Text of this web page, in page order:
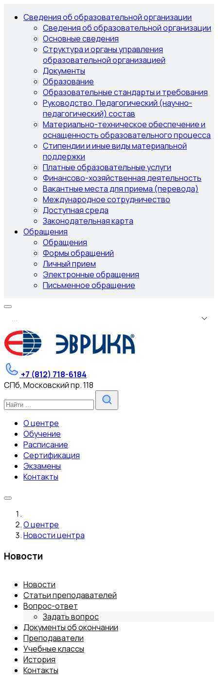
Сведения об образовательной организации
Сведения об образовательной организации
Основные сведения
Структура и органы управления
образовательной организацией
Документы
Образование
Образовательные стандарты и требования
Руководство. Педагогический (научно-
педагогический) состав
Материально-техническое обеспечение и
оснащенность образовательного процесса
Стипендии и иные виды материальной
поддержки
Платные образовательные услуги
Финансово-хозяйственная деятельность
Вакантные места для приема (перевода)
Международное сотрудничество
Доступная среда
Законодательная карта
Обращения
Обращения
Формы обращений
Личный прием
Электронные обращения
Письменное обращение
...
+7 (812) 718-6184
СПб, Московский пр. 118
О центре
Обучение
Расписание
Сертификация
Экзамены
Контакты
О центре
Новости центра
Новости
Новости
Статьи преподавателей
Вопрос-ответ
Задать вопрос
Документы об окончании
Преподаватели
Учебные классы
История
Контакты